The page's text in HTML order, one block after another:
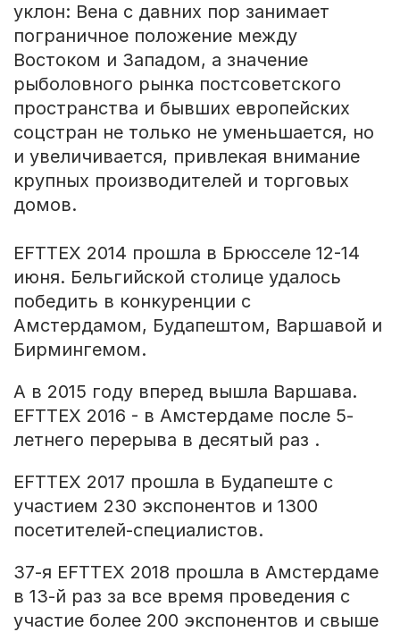
уклон: Вена с давних пор занимает
пограничное положение между
Востоком и Западом, а значение
рыболовного рынка постсоветского
пространства и бывших европейских
соцстран не только не уменьшается, но
и увеличивается, привлекая внимание
крупных производителей и торговых
домов.
EFTTEX 2014 прошла в Брюсселе 12-14
июня. Бельгийской столице удалось
победить в конкуренции с
Амстердамом, Будапештом, Варшавой и
Бирмингемом.
А в 2015 году вперед вышла Варшава.
EFTTEX 2016 - в Амстердаме после 5-
летнего перерыва в десятый раз .
EFTTEX 2017 прошла в Будапеште с
участием 230 экспонентов и 1300
посетителей-специалистов.
37-я EFTTEX 2018 прошла в Амстердаме
в 13-й раз за все время проведения с
участие более 200 экспонентов и свыше